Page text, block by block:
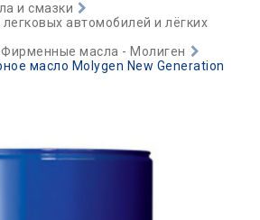
и смазки
автомобилей и лёгких
Фирменные масла - Молиген
масло Molygen New Generation